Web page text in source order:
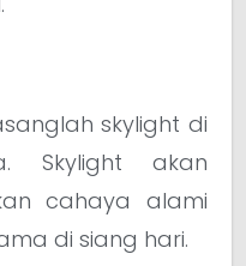
skylight di
Skylight akan
cahaya alami
di siang hari.